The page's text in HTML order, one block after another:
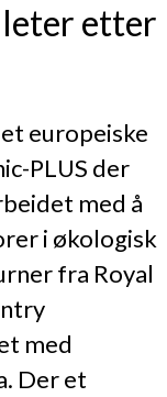
leter etter
europeiske
PLUS der
med å
i økologisk
fra Royal
med
Der et